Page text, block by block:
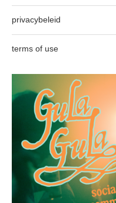
privacybeleid
terms of use